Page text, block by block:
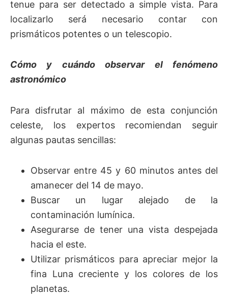
tenue para ser detectado a simple vista. Para
localizarlo será necesario contar con
prismáticos potentes o un telescopio.
Cómo y cuándo observar el fenómeno
astronómico
Para disfrutar al máximo de esta conjunción
celeste, los expertos recomiendan seguir
algunas pautas sencillas:
Observar entre 45 y 60 minutos antes del
amanecer del 14 de mayo.
Buscar un lugar alejado de la
contaminación lumínica.
Asegurarse de tener una vista despejada
hacia el este.
Utilizar prismáticos para apreciar mejor la
fina Luna creciente y los colores de los
planetas.